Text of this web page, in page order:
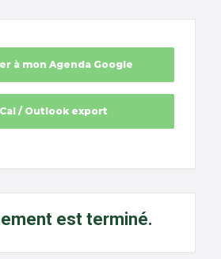
à mon Agenda Google
/ Outlook export
est terminé.